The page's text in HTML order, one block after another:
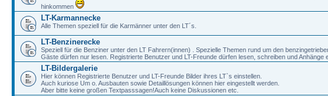
hinkommen
LT-Karmannecke
Alle Themen speziell für die Karmänner unter den LT´s.
LT-Benzinerecke
Speziell für die Benziner unter den LT Fahrern(innen) . Spezielle Themen rund um den
Gäste dürfen nur lesen. Registrierte Benutzer und LT-Freunde dürfen lesen, schreiben und Anhänge
LT-Bildergalerie
Hier können Registrierte Benutzer und LT-Freunde Bilder ihres LT`s einstellen.
Auch kuriose Um o. Ausbauten sowie Detaillösungen können hier eingestellt werden.
Aber bitte keine großen Textpasssagen!Auch keine Diskussionen etc.